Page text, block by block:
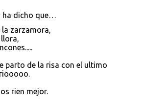
ha dicho que…
la zarzamora,
parto de la risa con el ultimo
rien mejor.